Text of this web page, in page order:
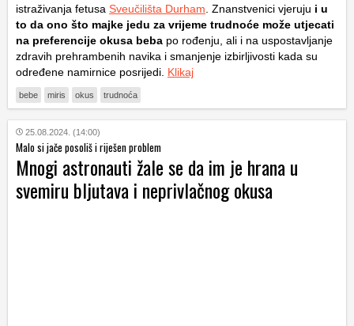
istraživanja fetusa Sveučilišta Durham . Znanstvenici vjeruju i u
to da ono što majke jedu za vrijeme trudnoće može utjecati
na preferencije okusa beba po rođenju, ali i na uspostavljanje
zdravih prehrambenih navika i smanjenje izbirljivosti kada su
određene namirnice posrijedi. Klikaj
bebe miris okus trudnoća
25.08.2024. (14:00)
Malo si jače posoliš i riješen problem
Mnogi astronauti žale se da im je hrana u
svemiru bljutava i neprivlačnog okusa